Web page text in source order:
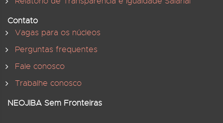
Contato
Vagas para os núcleos
Perguntas frequentes
Fale conosco
Trabalhe conosco
NEOJIBA Sem Fronteiras